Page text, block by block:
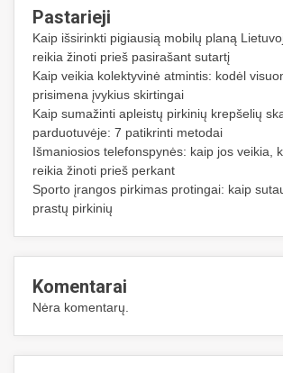
Pastarieji
Kaip išsirinkti pigiausią mobilų planą
reikia žinoti prieš pasirašant sutartį
Kaip veikia kolektyvinė atmintis: kodėl
prisimena įvykius skirtingai
Kaip sumažinti apleistų pirkinių krepšelių
parduotuvėje: 7 patikrinti metodai
Išmaniosios telefonspynės: kaip jos veikia,
reikia žinoti prieš perkant
Sporto įrangos pirkimas protingai: kaip
prastų pirkinių
Komentarai
Nėra komentarų.